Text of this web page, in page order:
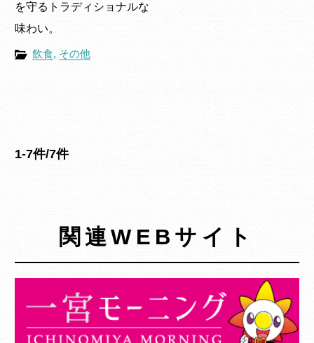
を守るトラディショナルな
味わい。
飲食, その他
1-7件/7件
関連WEBサイト